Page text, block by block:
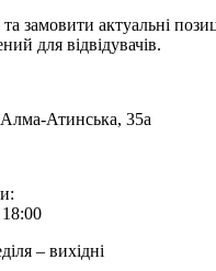
замовити актуальні
для відвідувачів.
Атинська, 35а
– вихідні